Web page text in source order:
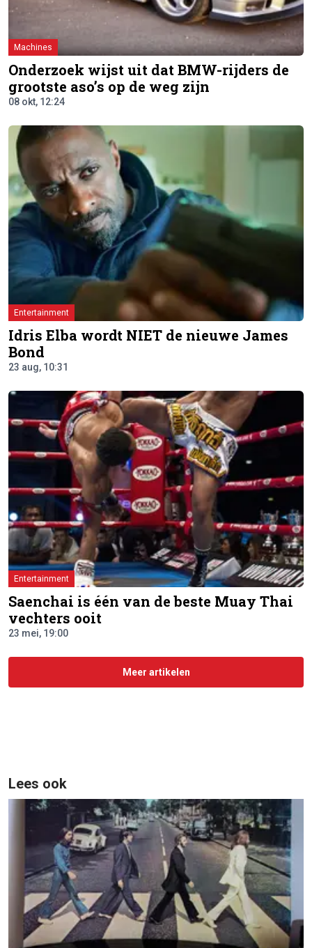
Machines
Onderzoek wijst uit dat BMW-rijders de
grootste aso’s op de weg zijn
08 okt, 12:24
Entertainment
Idris Elba wordt NIET de nieuwe James
Bond
23 aug, 10:31
Entertainment
Saenchai is één van de beste Muay Thai
vechters ooit
23 mei, 19:00
Meer artikelen
Lees ook